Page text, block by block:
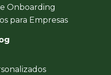
Onboarding
para Empresas